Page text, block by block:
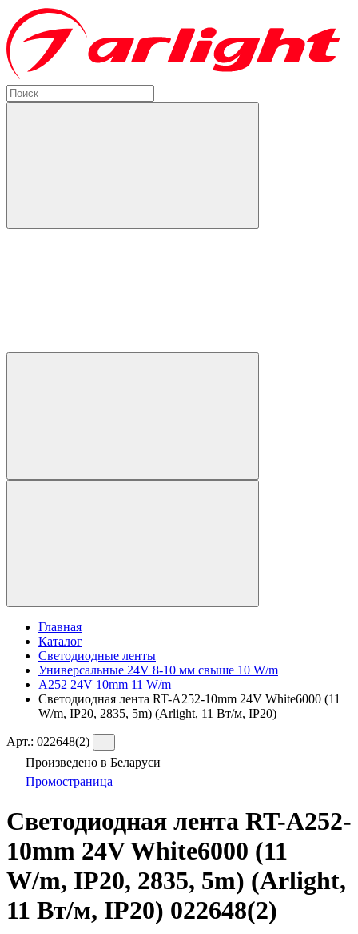
Главная
Каталог
Светодиодные ленты
Универсальные 24V 8-10 мм свыше 10 W/m
A252 24V 10mm 11 W/m
Светодиодная лента RT-A252-10mm 24V White6000 (11
W/m, IP20, 2835, 5m) (Arlight, 11 Вт/м, IP20)
Арт.: 022648(2)
Произведено в Беларуси
Промостраница
Светодиодная лента RT-A252-
10mm 24V White6000 (11
W/m, IP20, 2835, 5m) (Arlight,
11 Вт/м, IP20) 022648(2)